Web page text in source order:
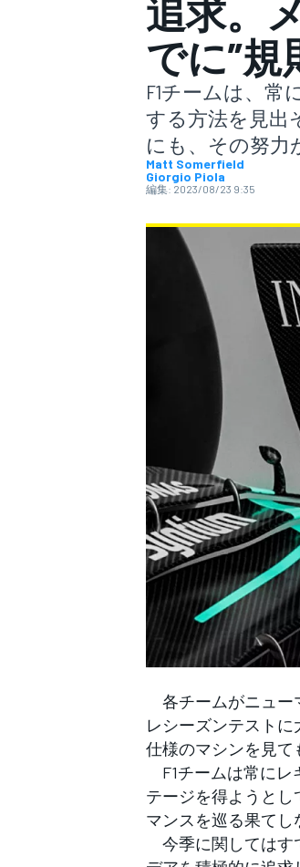
スーパーフォーミュラ
スーパーGT
WEC
フォーミュラE
追求。
でに”規
F1チームは、
する方法を見出
にも、その努力
Matt Somerfield
Giorgio Piola
編集: 2023/08/23 9:35
各チームがニュー
レシーズンテスト
仕様のマシンを見て
F1チームは常にレ
テージを得ようと
マンスを巡る果てし
今季に関してはす